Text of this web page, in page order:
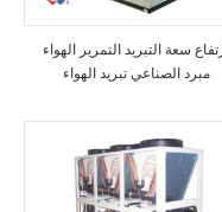
سعة التبريد التمرير الهواء
مبرد الصناعي تبريد الهواء